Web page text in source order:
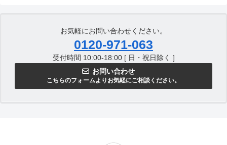
お気軽にお問い合わせください。
0120-971-063
受付時間 10:00-18:00 [ 日・祝日除く ]
お問い合わせ
こちらのフォームよりお気軽にご相談ください。